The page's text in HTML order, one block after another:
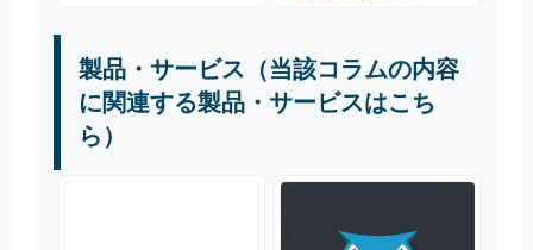
製品・サービス（当該コラムの内容
に関連する製品・サービスはこち
ら）